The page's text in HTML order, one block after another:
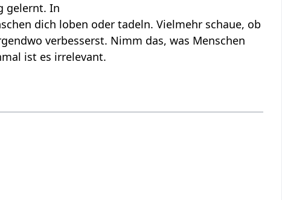
gelernt. In
dich loben oder tadeln. Vielmehr schaue, ob
verbesserst. Nimm das, was Menschen
ist es irrelevant.